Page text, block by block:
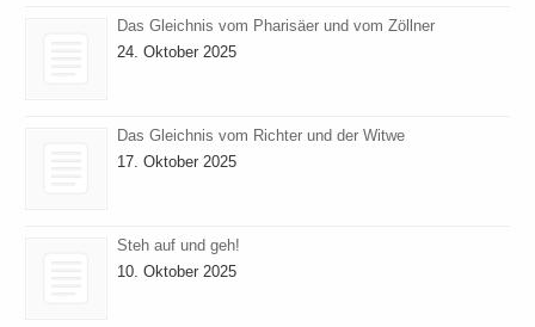
Das Gleichnis vom Pharisäer und vom Zöllner
24. Oktober 2025
Das Gleichnis vom Richter und der Witwe
17. Oktober 2025
Steh auf und geh!
10. Oktober 2025